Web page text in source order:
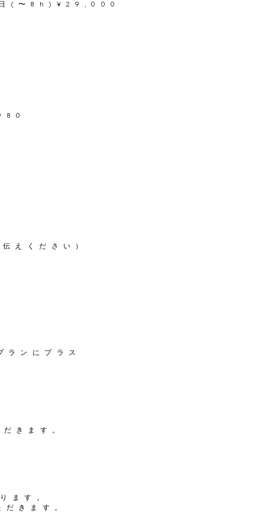
(〜 8h)¥29,000
えください）
ンにプラス
きます。
ます 。
だきま す。